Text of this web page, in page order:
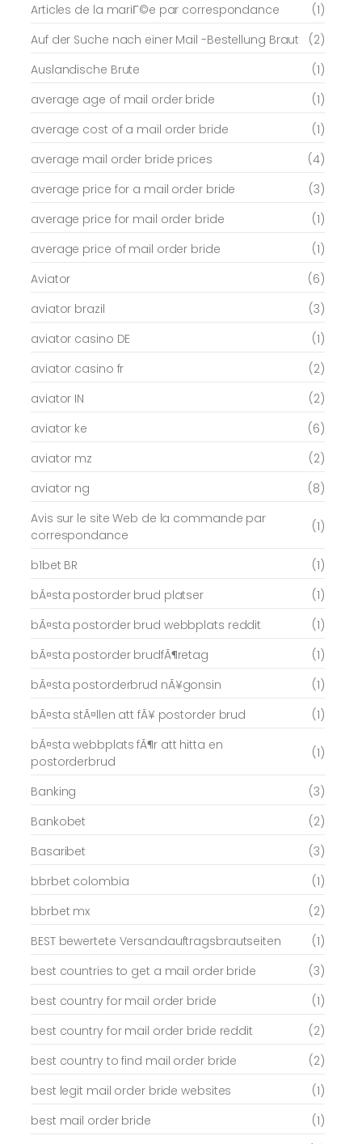
Articles de la mariГ©e par correspondance
(1)
Auf der Suche nach einer Mail -Bestellung Braut
(2)
Auslandische Brute
(1)
average age of mail order bride
(1)
average cost of a mail order bride
(1)
average mail order bride prices
(4)
average price for a mail order bride
(3)
average price for mail order bride
(1)
average price of mail order bride
(1)
Aviator
(6)
aviator brazil
(3)
aviator casino DE
(1)
aviator casino fr
(2)
aviator IN
(2)
aviator ke
(6)
aviator mz
(2)
aviator ng
(8)
Avis sur le site Web de la commande par
correspondance
(1)
b1bet BR
(1)
bÃ¤sta postorder brud platser
(1)
bÃ¤sta postorder brud webbplats reddit
(1)
bÃ¤sta postorder brudfÃ¶retag
(1)
bÃ¤sta postorderbrud nÃ¥gonsin
(1)
bÃ¤sta stÃ¤llen att fÃ¥ postorder brud
(1)
bÃ¤sta webbplats fÃ¶r att hitta en
postorderbrud
(1)
Banking
(3)
Bankobet
(2)
Basaribet
(3)
bbrbet colombia
(1)
bbrbet mx
(2)
BEST bewertete Versandauftragsbrautseiten
(1)
best countries to get a mail order bride
(3)
best country for mail order bride
(1)
best country for mail order bride reddit
(2)
best country to find mail order bride
(2)
best legit mail order bride websites
(1)
best mail order bride
(1)